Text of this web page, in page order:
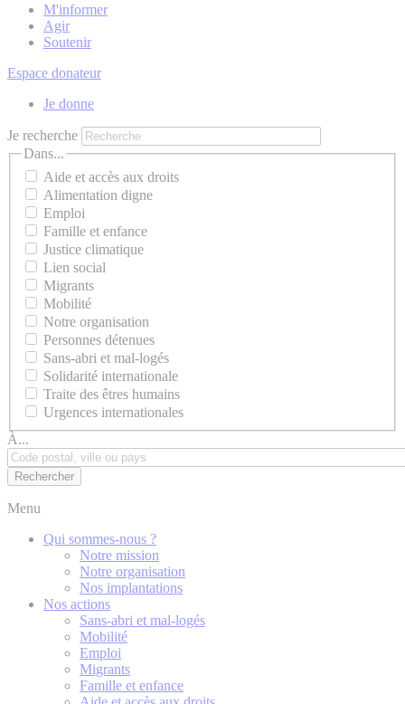
M'informer
Agir
Soutenir
Espace donateur
Je donne
Je recherche
Dans...
Aide et accès aux droits
Alimentation digne
Emploi
Famille et enfance
Justice climatique
Lien social
Migrants
Mobilité
Notre organisation
Personnes détenues
Sans-abri et mal-logés
Solidarité internationale
Traite des êtres humains
Urgences internationales
À...
Menu
Qui sommes-nous ?
Notre mission
Notre organisation
Nos implantations
Nos actions
Sans-abri et mal-logés
Mobilité
Emploi
Migrants
Famille et enfance